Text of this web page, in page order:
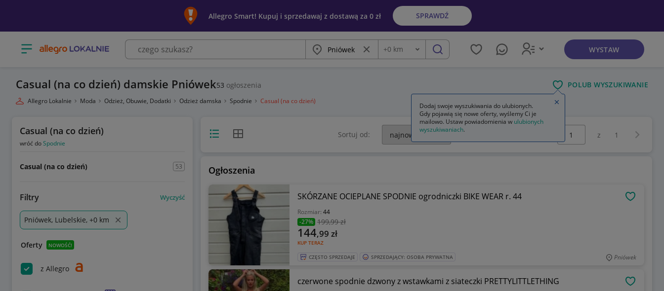
Allegro Smart! Kupuj i sprzedawaj z dostawą za 0 zł SPRAWDŹ
Otwórz menu z kategoriami Miasto Wyczyść frazę
Odległość
+0 km szukaj WYSTAW
Casual (na co dzień) damskie Pniówek53 ogłoszenia POLUB WYSZUKIWANIE
Allegro Lokalnie Moda Odzież, Obuwie, Dodatki Odzież damska Spodnie Casual (na co dzień)
Casual (na co dzień)
wróć doSpodnie
Casual (na co dzień) 53
Filtry Wyczyść
Pniówek, Lubelskie, +0 km
Oferty NOWOŚĆ!
z Allegro
Widok listyWidok siatki Sortuj od: z 1
Ogłoszenia
SKÓRZANE OCIEPLANE SPODNIE ogrodniczki BIKE WEAR r. 44
Rozmiar: 44
-27% 199,99 zł
KUP TERAZ
144,99 zł
CZĘSTO SPRZEDAJE SPRZEDAJĄCY: OSOBA PRYWATNA Pniówek
czerwone spodnie dzwony z wstawkami z siateczki PRETTYLITTLETHING
Dodaj swoje wyszukiwania do ulubionych.
Gdy pojawią się nowe oferty, wyślemy Ci je
mailowo. Ustaw powiadomienia w ulubionych
wyszukiwaniach.
Zamknij wskazówkę